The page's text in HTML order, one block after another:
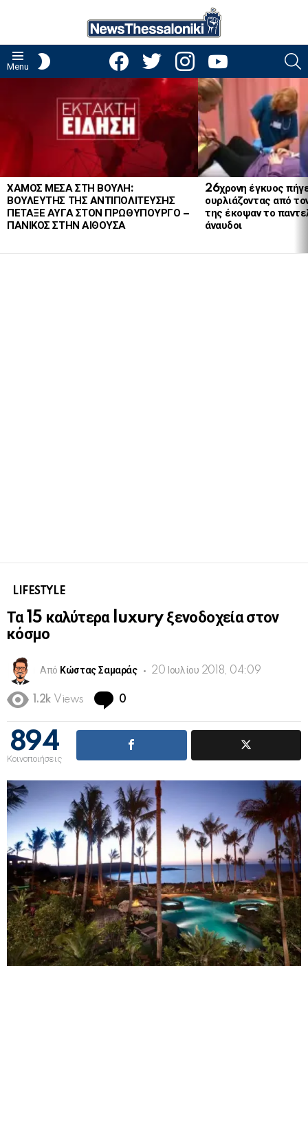
Menu
facebooktwitter instagramyoutube
ΧΑΜΟΣ ΜΕΣΑ ΣΤΗ ΒΟΥΛΗ:
ΒΟΥΛΕΥΤΗΣ ΤΗΣ ΑΝΤΙΠΟΛΙΤΕΥΣΗΣ
ΠΕΤΑΞΕ ΑΥΓΑ ΣΤΟΝ ΠΡΩΘΥΠΟΥΡΓΟ –
ΠΑΝΙΚΟΣ ΣΤΗΝ ΑΙΘΟΥΣΑ
26χρονη έγκυος
ουρλιάζοντας από
της έκοψαν το
άναυδοι
LIFESTYLE
Τα 15 καλύτερα luxury ξενοδοχεία στον
κόσμο
Από Κώστας Σαμαράς 20 Ιουλίου 2018, 04:09
1.2k Views 0
894
Κοινοποιήσεις